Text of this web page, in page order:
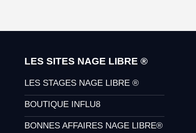
LES SITES NAGE LIBRE ®
LES STAGES NAGE LIBRE ®
BOUTIQUE INFLU8
BONNES AFFAIRES NAGE LIBRE®